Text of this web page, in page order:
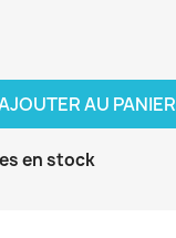
AU PANIER
en stock